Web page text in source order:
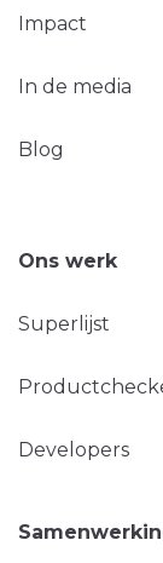
Impact
In de media
Blog
Ons werk
Superlijst
Developers